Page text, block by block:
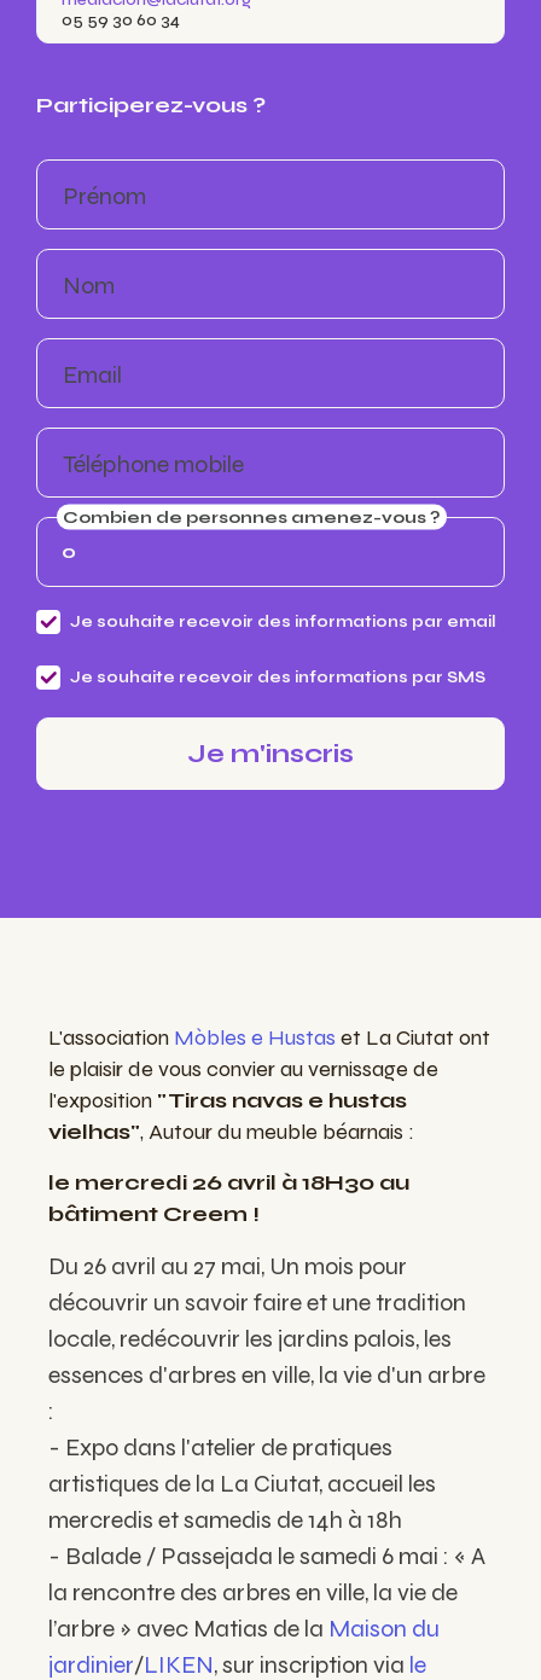
05 59 30 60 34
Participerez-vous ?
Prénom
Nom
Email
Téléphone mobile
Combien de personnes amenez-vous ?
Je souhaite recevoir des informations par email
Je souhaite recevoir des informations par SMS
L'association Mòbles e Hustas et La Ciutat ont
le plaisir de vous convier au vernissage de
l'exposition "Tiras navas e hustas
vielhas", Autour du meuble béarnais :
le mercredi 26 avril à 18H30 au
bâtiment Creem !
Du 26 avril au 27 mai, Un mois pour
découvrir un savoir faire et une tradition
locale, redécouvrir les jardins palois, les
essences d'arbres en ville, la vie d'un arbre
:
- Expo dans l'atelier de pratiques
artistiques de la La Ciutat, accueil les
mercredis et samedis de 14h à 18h
- Balade / Passejada le samedi 6 mai : « A
la rencontre des arbres en ville, la vie de
l’arbre » avec Matias de la Maison du
jardinier/LIKEN, sur inscription via le